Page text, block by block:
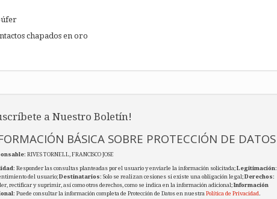
chapados en oro
a Nuestro Boletín!
BÁSICA SOBRE PROTECCIÓN DE DATOS
: RIVES TORNELL, FRANCISCO JOSE
: Responder las consultas planteadas por el usuario y enviarle la información solicitada;Legitimación:
del usuario;Destinatarios: Solo se realizan cesiones si existe una obligación legal;Derechos:
rectificar y suprimir, así como otros derechos, como se indica en la información adicional;Información
: Puede consultar la información completa de Protección de Datos en nuestraPolítica de Privacidad.